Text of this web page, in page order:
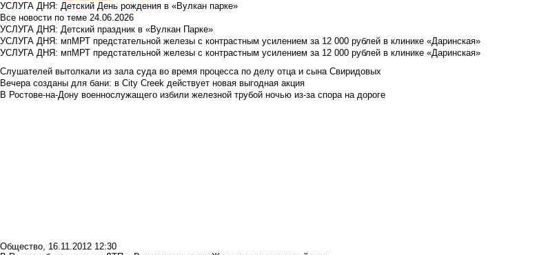
УСЛУГА ДНЯ: Детский День рождения в «Вулкан парке»
Все новости по теме 24.06.2026
УСЛУГА ДНЯ: Детский праздник в «Вулкан Парке»
УСЛУГА ДНЯ: мпМРТ предстательной железы с контрастным усилением за 12 000 рублей в клинике «Даринская»
УСЛУГА ДНЯ: мпМРТ предстательной железы с контрастным усилением за 12 000 рублей в клинике «Даринская»
Слушателей вытолкали из зала суда во время процесса по делу отца и сына Свиридовых
Вечера созданы для бани: в City Creek действует новая выгодная акция
В Ростове-на-Дону военнослужащего избили железной трубой ночью из-за спора на дороге
Общество, 16.11.2012 12:30